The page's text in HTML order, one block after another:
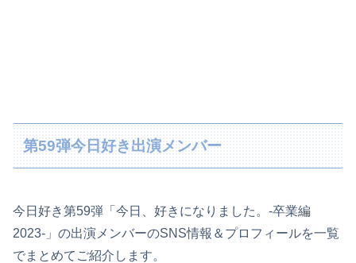
第59弾今日好き出演メンバー
今日好き第59弾「今日、好きになりました。-卒業編
2023-」の出演メンバーのSNS情報＆プロフィールを一覧
でまとめてご紹介します。